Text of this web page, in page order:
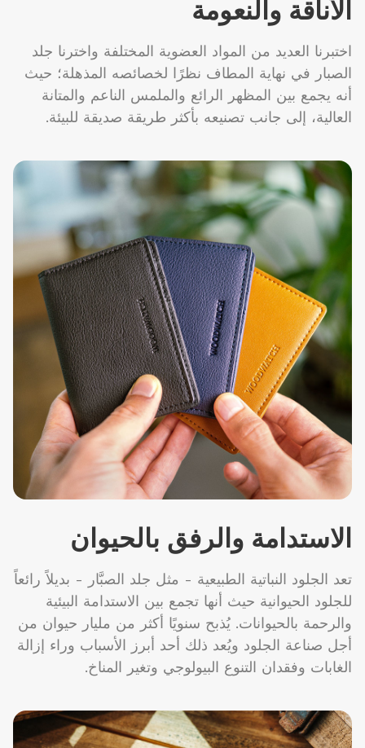
الأناقة والنعومة
اختبرنا العديد من المواد العضوية المختلفة واخترنا جلد
الصبار في نهاية المطاف نظرًا لخصائصه المذهلة؛ حيث
أنه يجمع بين المظهر الرائع والملمس الناعم والمتانة
العالية، إلى جانب تصنيعه بأكثر طريقة صديقة للبيئة.
الاستدامة والرفق بالحيوان
تعد الجلود النباتية الطبيعية - مثل جلد الصبَّار - بديلاً رائعاً
للجلود الحيوانية حيث أنها تجمع بين الاستدامة البيئية
والرحمة بالحيوانات. يُذبح سنويًا أكثر من مليار حيوان من
أجل صناعة الجلود ويُعد ذلك أحد أبرز الأسباب وراء إزالة
الغابات وفقدان التنوع البيولوجي وتغير المناخ.